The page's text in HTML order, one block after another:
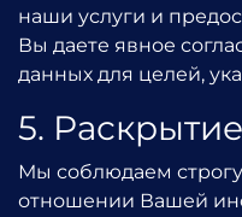
наши услуги и
Вы даете явное
данных для целей,
5.
Мы соблюдаем
отношении Вашей